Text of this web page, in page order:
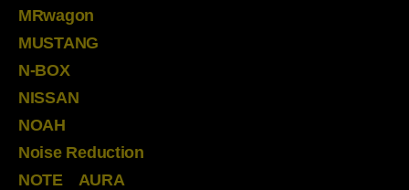
MRwagon
MUSTANG
N-BOX
NISSAN
NOAH
Noise Reduction
NOTE AURA